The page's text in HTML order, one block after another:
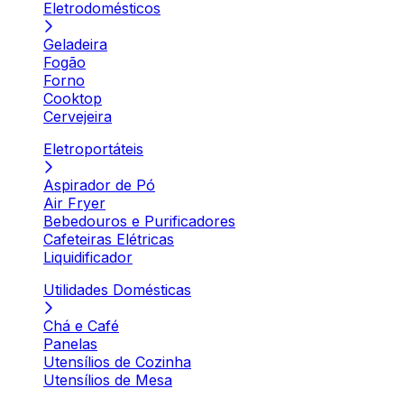
Eletrodomésticos
Geladeira
Fogão
Forno
Cooktop
Cervejeira
Eletroportáteis
Aspirador de Pó
Air Fryer
Bebedouros e Purificadores
Cafeteiras Elétricas
Liquidificador
Utilidades Domésticas
Chá e Café
Panelas
Utensílios de Cozinha
Utensílios de Mesa